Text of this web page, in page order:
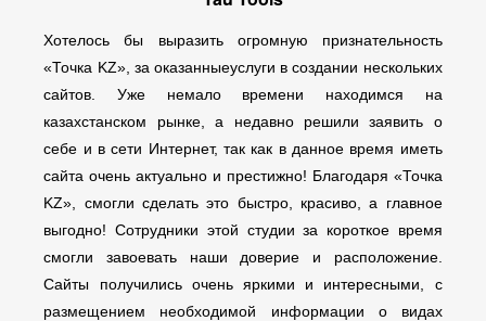
Хотелось бы выразить огромную признательность
«Точка KZ», за оказанныеуслуги в создании нескольких
сайтов. Уже немало времени находимся на
казахстанском рынке, а недавно решили заявить о
себе и в сети Интернет, так как в данное время иметь
сайта очень актуально и престижно! Благодаря «Точка
KZ», смогли сделать это быстро, красиво, а главное
выгодно! Сотрудники этой студии за короткое время
смогли завоевать наши доверие и расположение.
Сайты получились очень яркими и интересными, с
размещением необходимой информации о видах